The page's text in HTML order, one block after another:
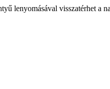
lenyomásával visszatérhet a